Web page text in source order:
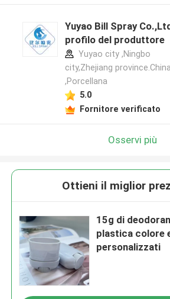
Yuyao Bill Spray
profilo del produttore
Yuyao city ,Ningbo
city,Zhejiang province.China
,Porcellana
5.0
Fornitore verificato
Osservi più
Ottieni il miglior
15g di
plastica colore
personalizzati